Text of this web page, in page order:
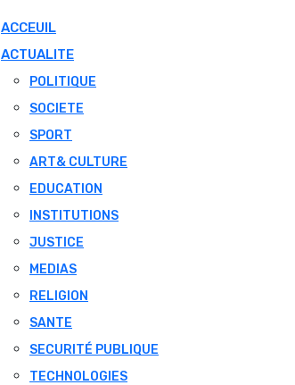
ACCEUIL
ACTUALITE
POLITIQUE
SOCIETE
SPORT
ART& CULTURE
EDUCATION
INSTITUTIONS
JUSTICE
MEDIAS
RELIGION
SANTE
SECURITÉ PUBLIQUE
TECHNOLOGIES